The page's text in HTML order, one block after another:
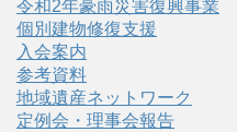
令和2年豪雨災害復興事業
個別建物修復支援
入会案内
参考資料
地域遺産ネットワーク
定例会・理事会報告